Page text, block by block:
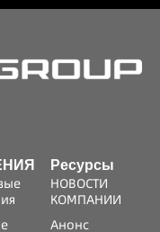
Ресурсы
НОВОСТИ
КОМПАНИИ
Анонс